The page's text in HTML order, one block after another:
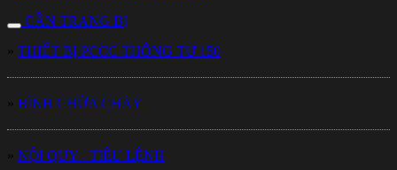
CẦN TRANG BỊ
» THIẾT BỊ PCCC THÔNG TƯ 150
» BÌNH CHỮA CHÁY
» NỘI QUY - TIÊU LỆNH